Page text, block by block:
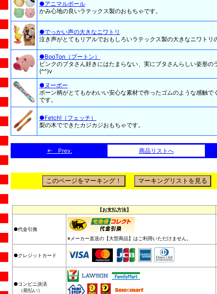
●アニマルボール
かみ心地の良いラテックス製のおもちゃです。
●でっかい声の大きなニワトリ
泣き声がとてもリアルでおもしろいラテックス製の大きなニワトリ
●BooTon（ブートン）
ピンクのブタさん好きにはたまらない、実にブタさんらしい姿形の
(^^)v
●ヌーボー
ボーン柄がとてもかわいい安心な素材で作ったゴムのような感触で
です。
●Fetch!（フェッチ）
梨の木でできたカジカジおもちゃです。
← Prev. 商品リストへ
【お支払方法】
●代金引換
※メーカー直送の【大型商品】はご利用いただけません。
●クレジットカード
●コンビニ決済
（前払い）